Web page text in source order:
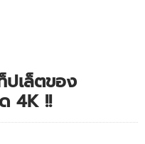
ปเล็ตของ
4K !!